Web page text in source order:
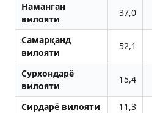
Наманган
вилояти
37,0
Самарқанд
вилояти
52,1
Сурхондарё
вилояти
15,4
Сирдарё вилояти 11,3